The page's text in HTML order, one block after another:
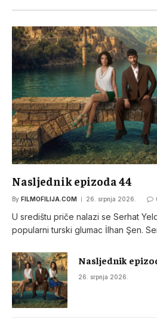
Nasljednik epizoda 44
By FILMOFILIJA.COM 26. srpnja 2026.
U središtu priče nalazi se Serhat
popularni turski glumac İlhan Şen.
Nasljednik
26. srpnja 2026.